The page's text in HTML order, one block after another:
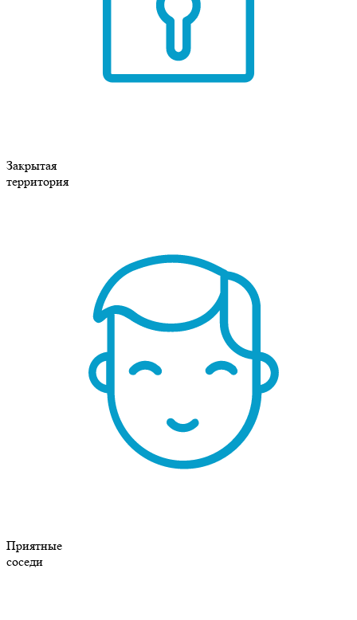
Закрытая
территория
Приятные
соседи